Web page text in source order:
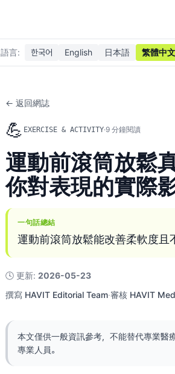
語言: 한국어 English 日本語 繁體中文
← 返回網誌
💪 EXERCISE & ACTIVITY·9 分鐘閱讀
運動前滾筒放鬆
你對表現的實際
一句話總結
運動前滾筒放鬆能改善柔軟度且
🕓 更新: 2026-05-23
撰寫 HAVIT Editorial Team·審核 HAVIT
本文僅供一般資訊參考，不能替代專業醫
專業人員。